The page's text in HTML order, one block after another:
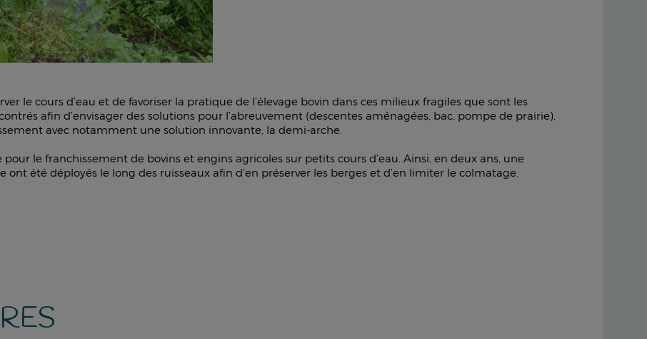
le cours d’eau et de favoriser la pratique de l’élevage bovin dans ces milieux fragiles que sont les
afin d’envisager des solutions pour l’abreuvement (descentes aménagées, bac, pompe de prairie),
avec notamment une solution innovante, la demi-arche.
le franchissement de bovins et engins agricoles sur petits cours d’eau. Ainsi, en deux ans, une
été déployés le long des ruisseaux afin d’en préserver les berges et d’en limiter le colmatage.